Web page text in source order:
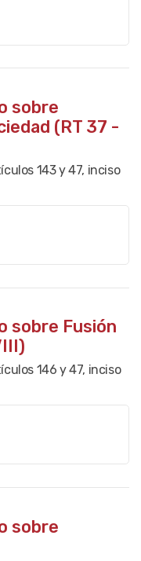
sobre
(RT 37 -
143 y 47, inciso
sobre Fusión
146 y 47, inciso
sobre